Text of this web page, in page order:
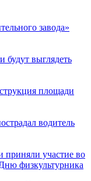
завода»
будут выглядеть
площади
водитель
участие во
физкультурника